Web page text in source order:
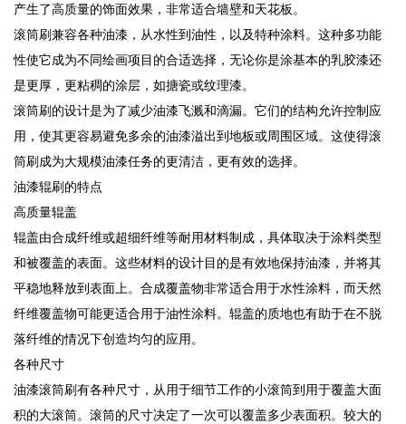
产生了高质量的饰面效果，非常适合墙壁和天花板。
滚筒刷兼容各种油漆，从水性到油性，以及特种涂料。这种多功能
性使它成为不同绘画项目的合适选择，无论你是涂基本的乳胶漆还
是更厚，更粘稠的涂层，如搪瓷或纹理漆。
滚筒刷的设计是为了减少油漆飞溅和滴漏。它们的结构允许控制应
用，使其更容易避免多余的油漆溢出到地板或周围区域。这使得滚
筒刷成为大规模油漆任务的更清洁，更有效的选择。
油漆辊刷的特点
高质量辊盖
辊盖由合成纤维或超细纤维等耐用材料制成，具体取决于涂料类型
和被覆盖的表面。这些材料的设计目的是有效地保持油漆，并将其
平稳地释放到表面上。合成覆盖物非常适合用于水性涂料，而天然
纤维覆盖物可能更适合用于油性涂料。辊盖的质地也有助于在不脱
落纤维的情况下创造均匀的应用。
各种尺寸
油漆滚筒刷有各种尺寸，从用于细节工作的小滚筒到用于覆盖大面
积的大滚筒。滚筒的尺寸决定了一次可以覆盖多少表面积。较大的